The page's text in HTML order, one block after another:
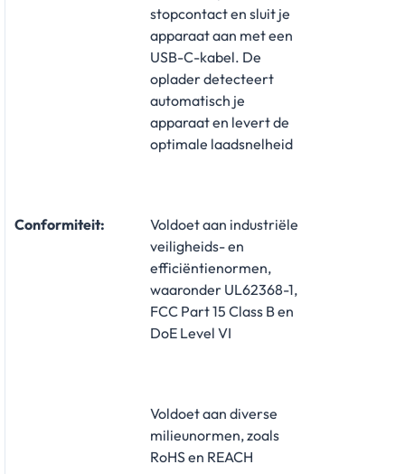
stopcontact en sluit je
apparaat aan met een
USB-C-kabel. De
oplader detecteert
automatisch je
apparaat en levert de
optimale laadsnelheid
Conformiteit:
Voldoet aan industriële
veiligheids- en
efficiëntienormen,
waaronder UL62368-1,
FCC Part 15 Class B en
DoE Level VI
Voldoet aan diverse
milieunormen, zoals
RoHS en REACH